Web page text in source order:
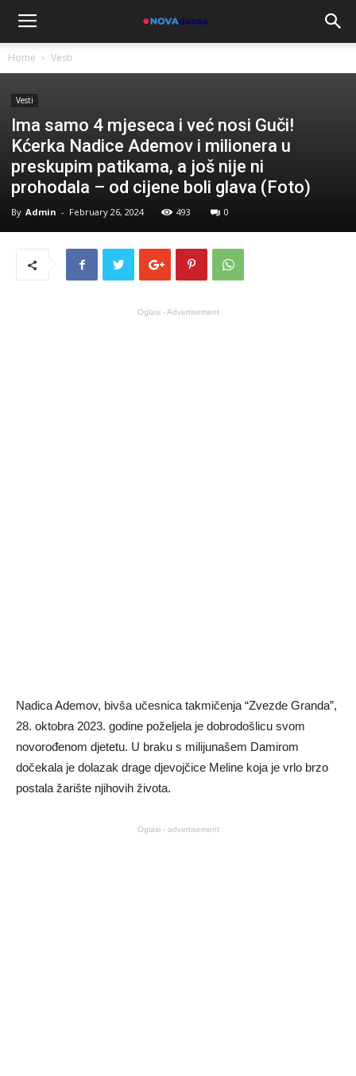
Home Vesti
Vesti
Ima samo 4 mjeseca i već nosi Guči!
Kćerka Nadice Ademov i milionera u
preskupim patikama, a još nije ni
prohodala – od cijene boli glava (Foto)
By Admin - February 26, 2024 493 0
Oglasi - Advertisement
Nadica Ademov, bivša učesnica takmičenja “Zvezde Granda”,
28. oktobra 2023. godine poželjela je dobrodošlicu svom
novorođenom djetetu. U braku s milijunašem Damirom
dočekala je dolazak drage djevojčice Meline koja je vrlo brzo
postala žarište njihovih života.
Oglasi - advertisement